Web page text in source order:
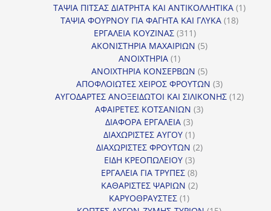
προϊόντα
ΤΑΨΙΑ ΠΙΤΣΑΣ ΔΙΑΤΡΗΤΑ ΚΑΙ ΑΝΤΙΚΟΛΛΗΤΙΚΑ 11
ΤΑΨΙΑ ΦΟΥΡΝΟΥ ΓΙΑ ΦΑΓΗΤΑ ΚΑΙ ΓΛΥΚΑ 1818
ΕΡΓΑΛΕΙΑ ΚΟΥΖΙΝΑΣ 311311
προϊόντα
ΑΚΟΝΙΣΤΗΡΙΑ ΜΑΧΑΙΡΙΩΝ 55
ΑΝΟΙΧΤΗΡΙΑ 11
προϊόν
ΑΝΟΙΧΤΗΡΙΑ ΚΟΝΣΕΡΒΩΝ 55
προϊόντα
ΑΠΟΦΛΟΙΩΤΕΣ ΧΕΙΡΟΣ ΦΡΟΥΤΩΝ 33
προϊόντα
ΑΥΓΟΔΑΡΤΕΣ ΑΝΟΞΕΙΔΩΤΟΙ ΚΑΙ ΣΙΛΙΚΟΝΗΣ 1212
ΑΦΑΙΡΕΤΕΣ ΚΟΤΣΑΝΙΩΝ 33
ΔΙΑΦΟΡΑ ΕΡΓΑΛΕΙΑ 33
προϊόντα
ΔΙΑΧΩΡΙΣΤΕΣ ΑΥΓΟΥ 11
προϊόν
ΔΙΑΧΩΡΙΣΤΕΣ ΦΡΟΥΤΩΝ 22
ΕΙΔΗ ΚΡΕΟΠΩΛΕΙΟΥ 33
προϊόντα
ΕΡΓΑΛΕΙΑ ΓΙΑ ΤΡΥΠΕΣ 88
προϊόντα
ΚΑΘΑΡΙΣΤΕΣ ΨΑΡΙΩΝ 22
ΚΑΡΥΟΘΡΑΥΣΤΕΣ 11